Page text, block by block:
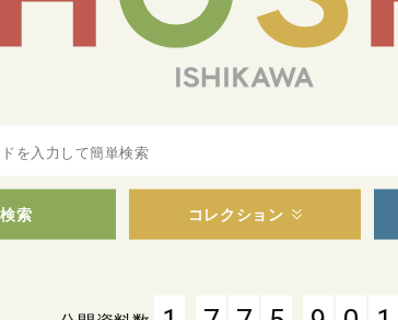
索 コレクション